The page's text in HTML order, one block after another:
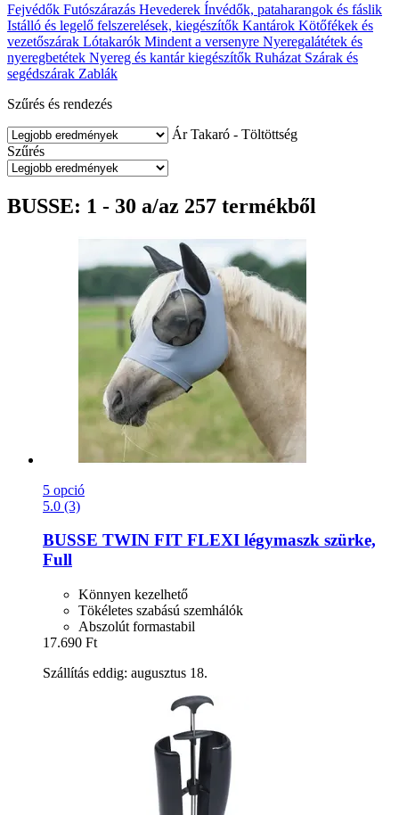
Fejvédők Futószárazás Hevederek Ínvédők, pataharangok és fáslik
Istálló és legelő felszerelések, kiegészítők Kantárok Kötőfékek és
vezetőszárak Lótakarók Mindent a versenyre Nyeregalátétek és
nyeregbetétek Nyereg és kantár kiegészítők Ruházat Szárak és
segédszárak Zablák
Szűrés és rendezés
Ár Takaró - Töltöttség
Szűrés
BUSSE: 1 - 30 a/az 257 termékből
5 opció
5.0 (3)
BUSSE TWIN FIT FLEXI légymaszk szürke,
Full
Könnyen kezelhető
Tökéletes szabású szemhálók
Abszolút formastabil
17.690 Ft
Szállítás eddig: augusztus 18.